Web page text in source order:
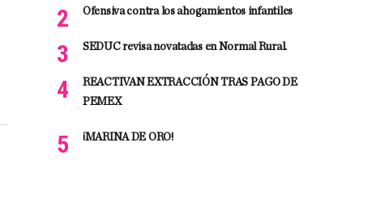
Ofensiva contra los ahogamientos infantiles
SEDUC revisa novatadas en Normal Rural.
REACTIVAN EXTRACCIÓN TRAS PAGO DE
PEMEX
¡MARINA DE ORO!